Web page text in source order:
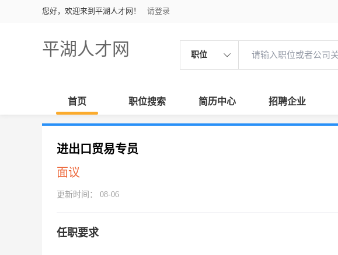
您好，欢迎来到平湖人才网！ 请登录
平湖人才网 职位
首页 职位搜索 简历中心 招聘企业
进出口贸易专员
面议
更新时间： 08-06
任职要求